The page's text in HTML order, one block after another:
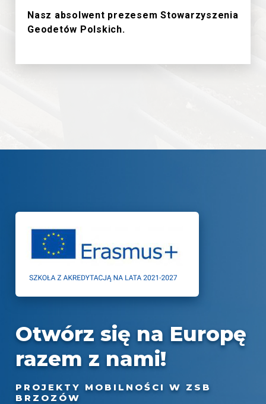
Nasz absolwent prezesem Stowarzyszenia
Geodetów Polskich.
Otwórz się na Europę
razem z nami!
PROJEKTY MOBILNOŚCI W ZSB
BRZOZÓW